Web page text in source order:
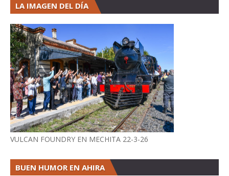
LA IMAGEN DEL DÍA
VULCAN FOUNDRY EN MECHITA 22-3-26
BUEN HUMOR EN AHIRA